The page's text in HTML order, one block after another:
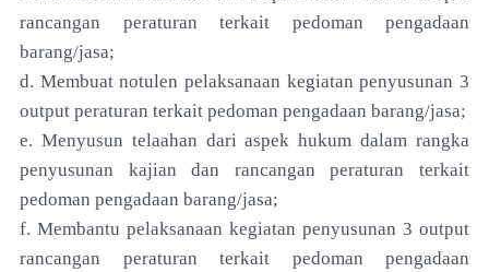
rancangan peraturan terkait pedoman pengadaan
barang/jasa;
d. Membuat notulen pelaksanaan kegiatan penyusunan 3
output peraturan terkait pedoman pengadaan barang/jasa;
e. Menyusun telaahan dari aspek hukum dalam rangka
penyusunan kajian dan rancangan peraturan terkait
pedoman pengadaan barang/jasa;
f. Membantu pelaksanaan kegiatan penyusunan 3 output
rancangan peraturan terkait pedoman pengadaan